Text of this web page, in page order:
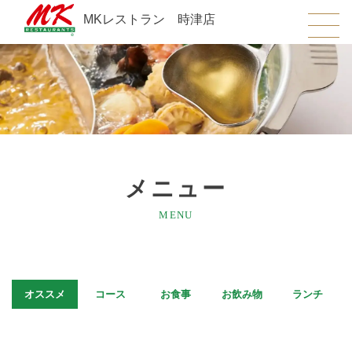
MKレストラン 時津店
メニュー
MENU
オススメ コース お食事 お飲み物 ランチ